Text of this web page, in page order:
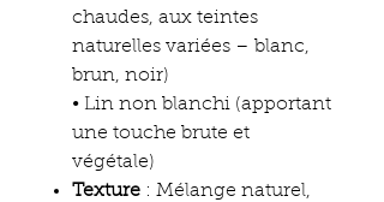
chaudes, aux teintes
naturelles variées – blanc,
brun, noir)
• Lin non blanchi (apportant
une touche brute et
végétale)
Texture : Mélange naturel,